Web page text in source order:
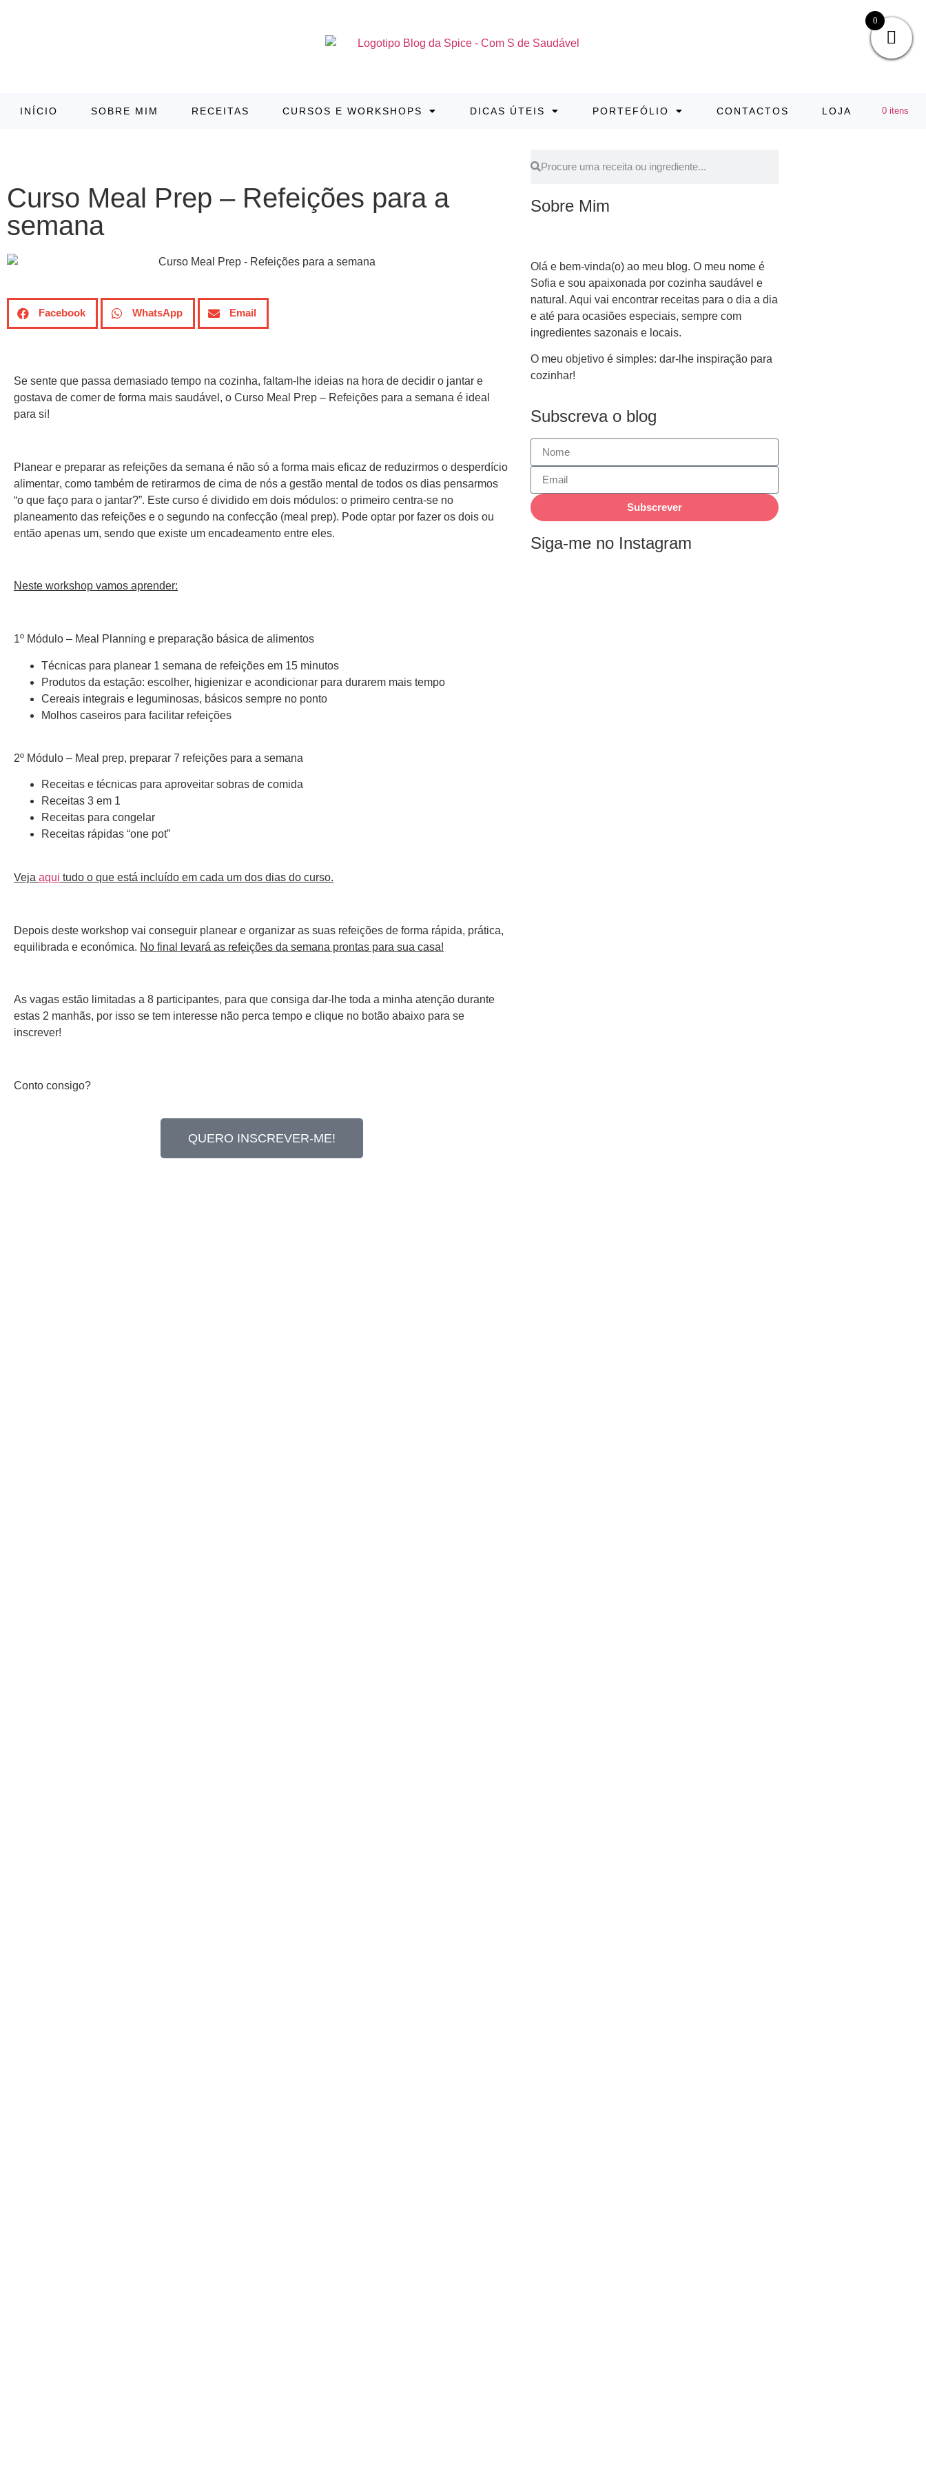
INÍCIO SOBRE MIM RECEITAS CURSOS E WORKSHOPS DICAS ÚTEIS PORTEFÓLIO CONTACTOS LOJA 0 itens
Curso Meal Prep – Refeições para a
semana
Facebook WhatsApp Email
Se sente que passa demasiado tempo na cozinha, faltam-lhe ideias na hora de decidir o jantar e
gostava de comer de forma mais saudável, o Curso Meal Prep – Refeições para a semana é ideal
para si!
Planear e preparar as refeições da semana é não só a forma mais eficaz de reduzirmos o desperdício
alimentar, como também de retirarmos de cima de nós a gestão mental de todos os dias pensarmos
“o que faço para o jantar?”. Este curso é dividido em dois módulos: o primeiro centra-se no
planeamento das refeições e o segundo na confecção (meal prep). Pode optar por fazer os dois ou
então apenas um, sendo que existe um encadeamento entre eles.
Neste workshop vamos aprender:
1º Módulo – Meal Planning e preparação básica de alimentos
Técnicas para planear 1 semana de refeições em 15 minutos
Produtos da estação: escolher, higienizar e acondicionar para durarem mais tempo
Cereais integrais e leguminosas, básicos sempre no ponto
Molhos caseiros para facilitar refeições
2º Módulo – Meal prep, preparar 7 refeições para a semana
Receitas e técnicas para aproveitar sobras de comida
Receitas 3 em 1
Receitas para congelar
Receitas rápidas “one pot”
Veja aqui tudo o que está incluído em cada um dos dias do curso.
Depois deste workshop vai conseguir planear e organizar as suas refeições de forma rápida, prática,
equilibrada e económica. No final levará as refeições da semana prontas para sua casa!
As vagas estão limitadas a 8 participantes, para que consiga dar-lhe toda a minha atenção durante
estas 2 manhãs, por isso se tem interesse não perca tempo e clique no botão abaixo para se
inscrever!
Conto consigo?
QUERO INSCREVER-ME!
Sobre Mim
Olá e bem-vinda(o) ao meu blog. O meu nome é
Sofia e sou apaixonada por cozinha saudável e
natural. Aqui vai encontrar receitas para o dia a dia
e até para ocasiões especiais, sempre com
ingredientes sazonais e locais.
O meu objetivo é simples: dar-lhe inspiração para
cozinhar!
Subscreva o blog
Subscrever
Siga-me no Instagram
0